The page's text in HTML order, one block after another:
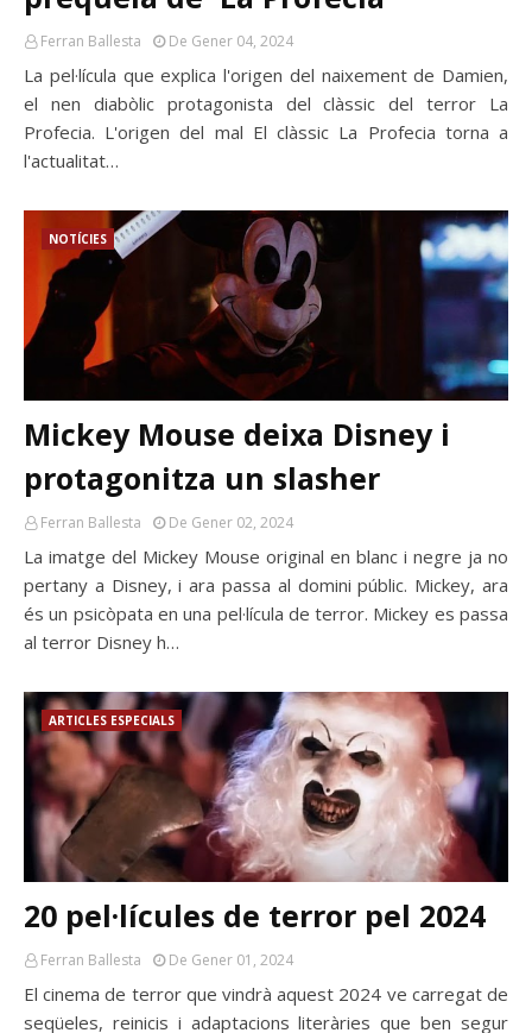
Ferran Ballesta De Gener 04, 2024
La pel·lícula que explica l'origen del naixement de Damien,
el nen diabòlic protagonista del clàssic del terror La
Profecia. L'origen del mal El clàssic La Profecia torna a
l'actualitat…
NOTÍCIES
Mickey Mouse deixa Disney i
protagonitza un slasher
Ferran Ballesta De Gener 02, 2024
La imatge del Mickey Mouse original en blanc i negre ja no
pertany a Disney, i ara passa al domini públic. Mickey, ara
és un psicòpata en una pel·lícula de terror. Mickey es passa
al terror Disney h…
ARTICLES ESPECIALS
20 pel·lícules de terror pel 2024
Ferran Ballesta De Gener 01, 2024
El cinema de terror que vindrà aquest 2024 ve carregat de
seqüeles, reinicis i adaptacions literàries que ben segur